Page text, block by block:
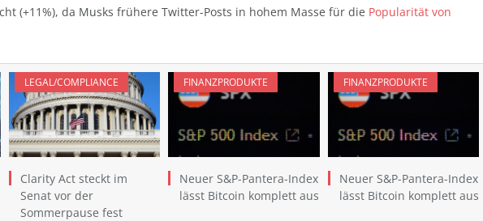
(+11%), da Musks frühere Twitter-Posts in hohem Masse für die Popularität von
LEGAL/COMPLIANCE
Clarity Act steckt im
Senat vor der
Sommerpause fest
FINANZPRODUKTE
Neuer S&P-Pantera-Index
lässt Bitcoin komplett aus
FINANZPRODUKTE
Neuer S&P-Pantera-Index
lässt Bitcoin komplett aus